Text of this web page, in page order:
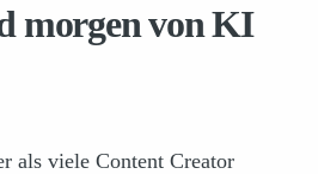
morgen von KI
als viele Content Creator